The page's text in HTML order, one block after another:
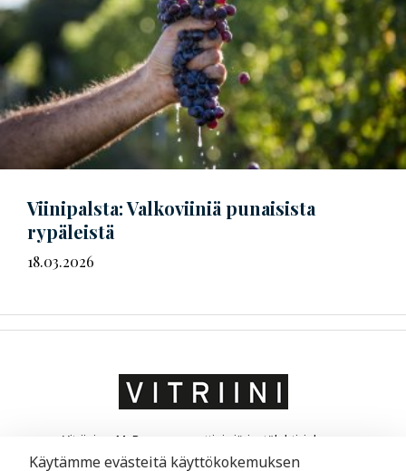
Viinipalsta: Valkoviiniä punaisista
rypäleistä
18.03.2026
Vitriini on MaRa ry:n ammatti- ja järjestölehti, joka on
suunnattu matkailu- ja ravintola-alan yrittäjille ja
Käytämme evästeitä käyttökokemuksen